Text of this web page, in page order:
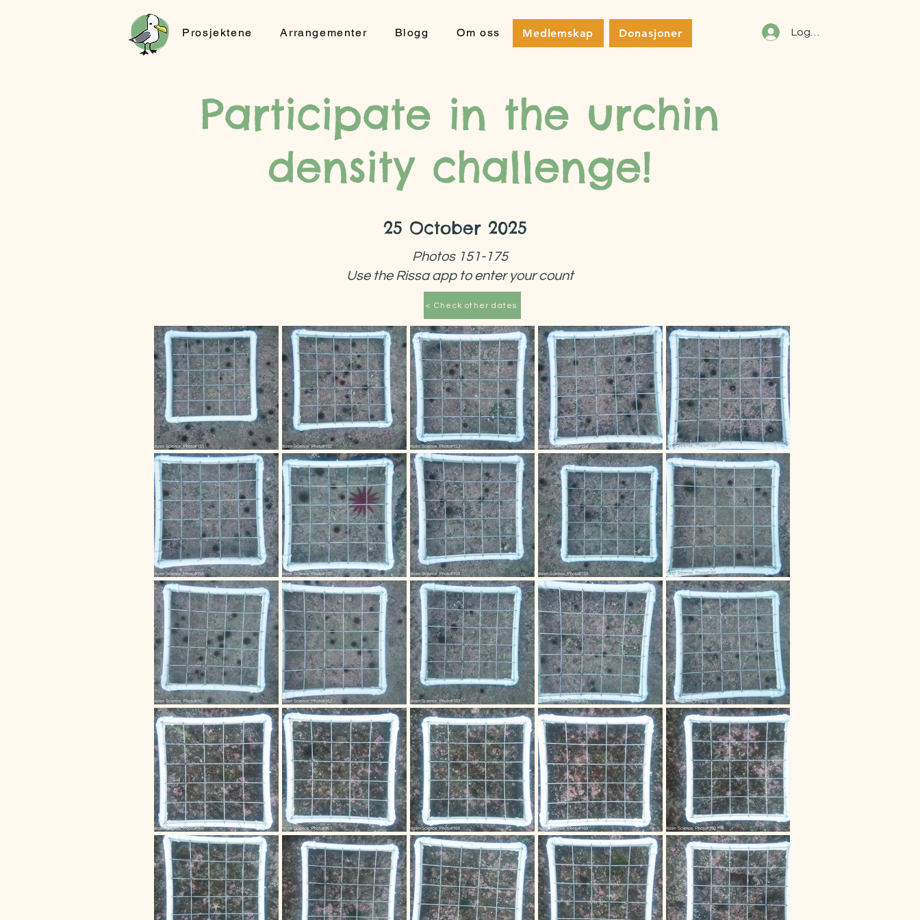
Prosjektene Arrangementer Blogg Om oss Medlemskap Donasjoner Logg inn
Participate in the urchin
density challenge!
25 October 2025
Photos 151-175
Use the Rissa app to enter your count
< Check other dates